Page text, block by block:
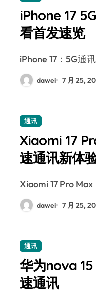
iPhone 17
看首发速览
iPhone 17：5G通
dawei 7 月 25,
通讯
Xiaomi 17
速通讯新体
Xiaomi 17 Pro
dawei 7 月 25,
通讯
华为nova
速通讯